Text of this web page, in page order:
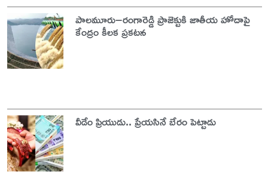
పాలమూరు–రంగారెడ్డి ప్రాజెక్టుకి జాతీయ హోదాపై
కేంద్రం కీలక ప్రకటన
వీడేం ప్రియుడు.. ప్రేయసినే బేరం పెట్టాడు